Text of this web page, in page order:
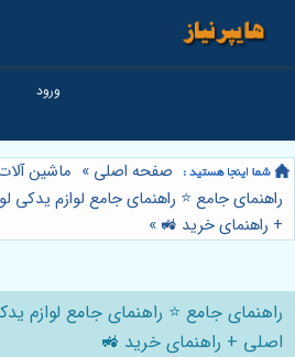
صفحه اصلی » ماشین
راهنمای جامع ⭐️ راهنمای جامع لوازم یدکی
+ راهنمای خرید 🚜 »
راهنمای جامع ⭐️ راهنمای جامع لوازم
اصلی + راهنمای خرید 🚜